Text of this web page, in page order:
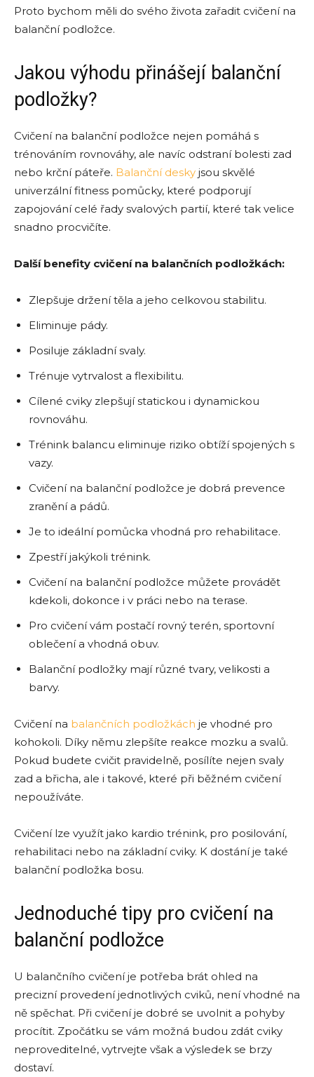
Proto bychom měli do svého života zařadit cvičení na
balanční podložce.
Jakou výhodu přinášejí balanční
podložky?
Cvičení na balanční podložce nejen pomáhá s
trénováním rovnováhy, ale navíc odstraní bolesti zad
nebo krční páteře. Balanční desky jsou skvělé
univerzální fitness pomůcky, které podporují
zapojování celé řady svalových partií, které tak velice
snadno procvičíte.
Další benefity cvičení na balančních podložkách:
Zlepšuje držení těla a jeho celkovou stabilitu.
Eliminuje pády.
Posiluje základní svaly.
Trénuje vytrvalost a flexibilitu.
Cílené cviky zlepšují statickou i dynamickou
rovnováhu.
Trénink balancu eliminuje riziko obtíží spojených s
vazy.
Cvičení na balanční podložce je dobrá prevence
zranění a pádů.
Je to ideální pomůcka vhodná pro rehabilitace.
Zpestří jakýkoli trénink.
Cvičení na balanční podložce můžete provádět
kdekoli, dokonce i v práci nebo na terase.
Pro cvičení vám postačí rovný terén, sportovní
oblečení a vhodná obuv.
Balanční podložky mají různé tvary, velikosti a
barvy.
Cvičení na balančních podložkách je vhodné pro
kohokoli. Díky němu zlepšíte reakce mozku a svalů.
Pokud budete cvičit pravidelně, posílíte nejen svaly
zad a břicha, ale i takové, které při běžném cvičení
nepoužíváte.
Cvičení lze využít jako kardio trénink, pro posilování,
rehabilitaci nebo na základní cviky. K dostání je také
balanční podložka bosu.
Jednoduché tipy pro cvičení na
balanční podložce
U balančního cvičení je potřeba brát ohled na
precizní provedení jednotlivých cviků, není vhodné na
ně spěchat. Při cvičení je dobré se uvolnit a pohyby
procítit. Zpočátku se vám možná budou zdát cviky
neproveditelné, vytrvejte však a výsledek se brzy
dostaví.